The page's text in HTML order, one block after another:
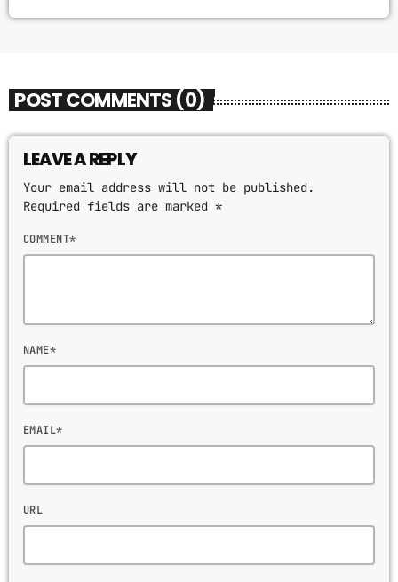
POST COMMENTS (0)
LEAVE A REPLY
Your email address will not be published.
Required fields are marked *
COMMENT*
NAME*
EMAIL*
URL